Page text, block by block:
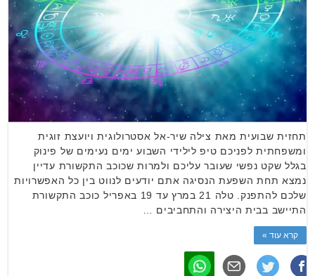
תחזית שבועית מאת צילה שיר-אל אסטרולוגית ויועצת זוגית
ומשפחתית לפניכם טיפ לילידי השבוע ימים נעימים של פינוק
בגלל שקט נפשי שעובר עליכם ולמרות שכוכב התקשורת עדיין
נמצא תחת השפעת הנסיגה אתם יודעים לנווט בין כל האפשרויות
שלכם להתפנק. טלה 21 במרץ עד 19 באפריל כוכב התקשורת
התיישב בבית היצירה והתחביבים …
קרא עוד »